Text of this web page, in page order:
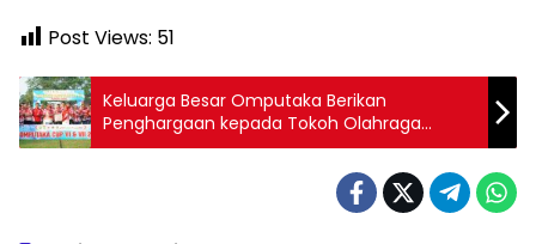
Post Views: 51
Keluarga Besar Omputaka Berikan
Penghargaan kepada Tokoh Olahraga
Wanita Kampar Hj Maimanah